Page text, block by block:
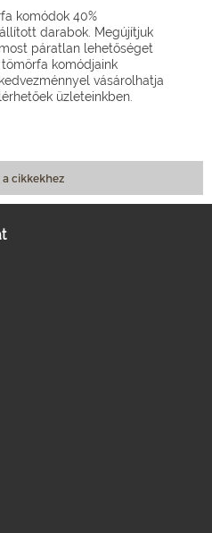
komódok 40%
darabok. Megújítjuk
páratlan lehetőséget
komódjaink
vásárolhatja
üzleteinkben.
a cikkekhez